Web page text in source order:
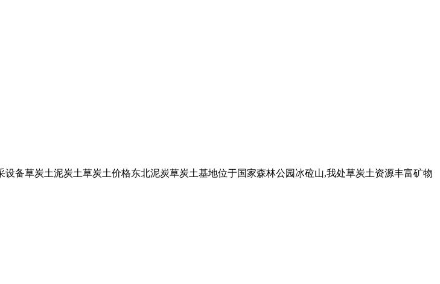
备草炭土泥炭土草炭土价格东北泥炭草炭土基地位于国家森林公园冰砬山,我处草炭土资源丰富矿物